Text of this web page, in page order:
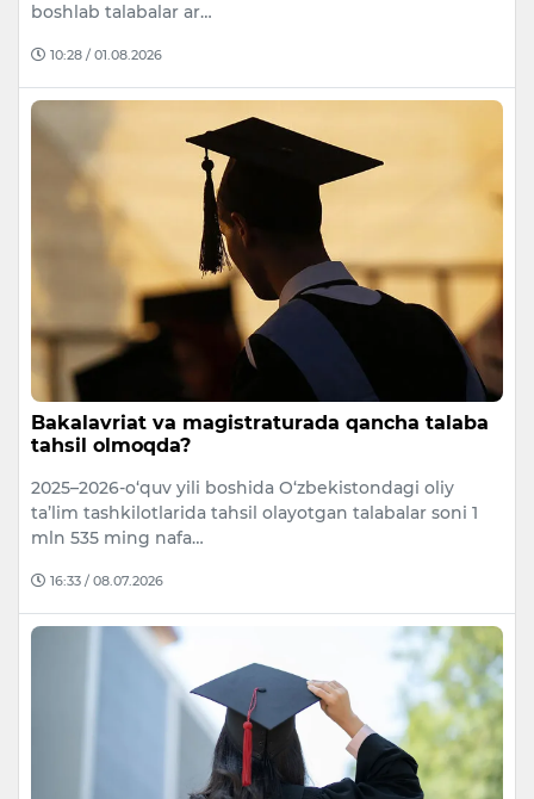
boshlab talabalar ar…
10:28 / 01.08.2026
Bakalavriat va magistraturada qancha talaba
tahsil olmoqda?
2025–2026-o‘quv yili boshida O‘zbekistondagi oliy
ta’lim tashkilotlarida tahsil olayotgan talabalar soni 1
mln 535 ming nafa…
16:33 / 08.07.2026